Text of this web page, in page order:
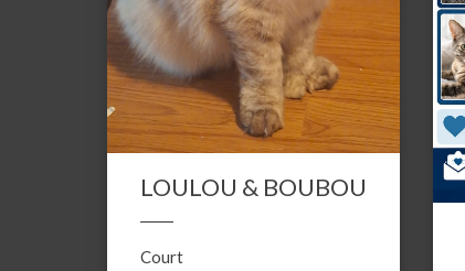
LOULOU & BOUBOU
Court